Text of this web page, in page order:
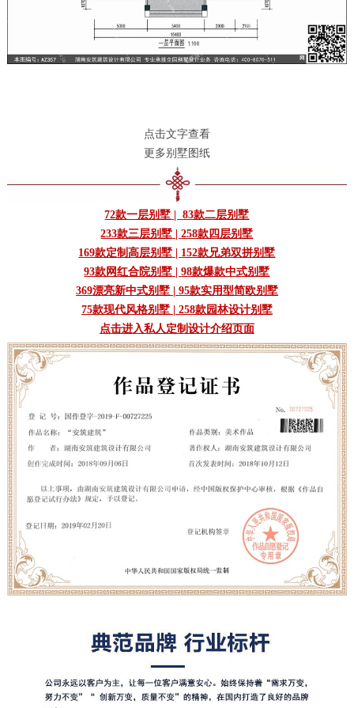
点击文字查看
更多别墅图纸
72款一层别墅 |83款二层别墅
233款三层别墅 |258款四层别墅
169款定制高层别墅
152款兄弟双拼别墅
93款网红合院别墅 |98款爆款中式别墅
369漂亮新中式别墅| 95款实用型简欧别墅
75款现代风格别墅| 258款园林设计别墅
点击进入私人定制设计介绍页面